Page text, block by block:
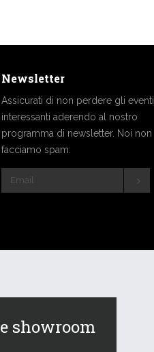
Newsletter
Assicurati di non perdere gli eventi
interessanti aderendo al nostro
programma di newsletter. Noi non
facciamo spam.
showroom